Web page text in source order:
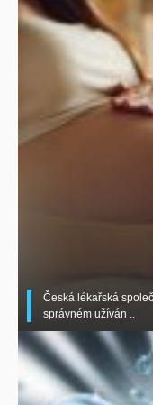
Česká lékařská
správném užíván ..